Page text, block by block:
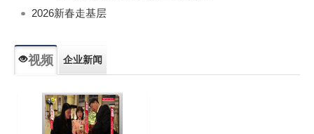
2026新春走基层
视频 企业新闻